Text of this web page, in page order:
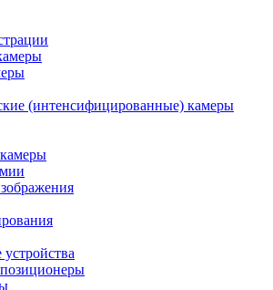
(интенсифицированные) камеры